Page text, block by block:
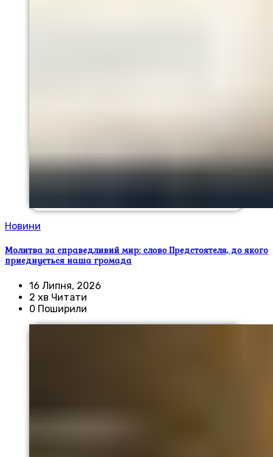
Новини
Молитва за справедливий мир: слово Предстоятеля, до якого
приєднується наша громада
16 Липня, 2026
2 хв Читати
0 Поширили